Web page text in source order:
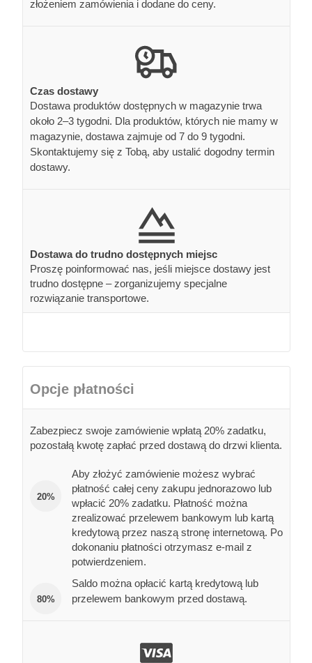
złożeniem zamówienia i dodane do ceny.
Czas dostawy
Dostawa produktów dostępnych w magazynie trwa
około 2–3 tygodni. Dla produktów, których nie mamy w
magazynie, dostawa zajmuje od 7 do 9 tygodni.
Skontaktujemy się z Tobą, aby ustalić dogodny termin
dostawy.
Dostawa do trudno dostępnych miejsc
Proszę poinformować nas, jeśli miejsce dostawy jest
trudno dostępne – zorganizujemy specjalne
rozwiązanie transportowe.
Opcje płatności
Zabezpiecz swoje zamówienie wpłatą 20% zadatku,
pozostałą kwotę zapłać przed dostawą do drzwi klienta.
20%
Aby złożyć zamówienie możesz wybrać
płatność całej ceny zakupu jednorazowo lub
wpłacić 20% zadatku. Płatność można
zrealizować przelewem bankowym lub kartą
kredytową przez naszą stronę internetową. Po
dokonaniu płatności otrzymasz e-mail z
potwierdzeniem.
80%
Saldo można opłacić kartą kredytową lub
przelewem bankowym przed dostawą.